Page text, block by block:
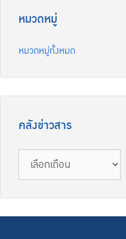
หมวดหมู่
หมวดหมู่ทั้งหมด
คลังข่าวสาร
ข่าวสาร